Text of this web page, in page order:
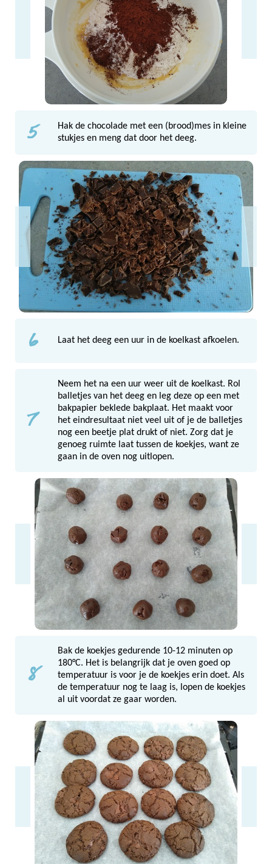
5
Hak de chocolade met een (brood)mes in kleine
stukjes en meng dat door het deeg.
6 Laat het deeg een uur in de koelkast afkoelen.
7
Neem het na een uur weer uit de koelkast. Rol
balletjes van het deeg en leg deze op een met
bakpapier beklede bakplaat. Het maakt voor
het eindresultaat niet veel uit of je de balletjes
nog een beetje plat drukt of niet. Zorg dat je
genoeg ruimte laat tussen de koekjes, want ze
gaan in de oven nog uitlopen.
8
Bak de koekjes gedurende 10-12 minuten op
180°C. Het is belangrijk dat je oven goed op
temperatuur is voor je de koekjes erin doet. Als
de temperatuur nog te laag is, lopen de koekjes
al uit voordat ze gaar worden.